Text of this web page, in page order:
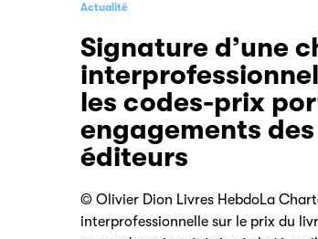
Actualité
Signature d’une
les codes-prix
engagements des
éditeurs
© Olivier Dion Livres HebdoLa
interprofessionnelle sur le prix du